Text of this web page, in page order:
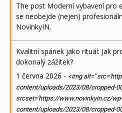
The post Moderní vybavení pro
se neobejde (nejen)
NovinkyIN.
Kvalitní spánek jako rituál: Jak
dokonalý zážitek?
1 června 2026 - <img alt=''
content/uploads/2023/08/cropped-
srcset='https://www.novinkyin.cz/wp-
content/uploads/2023/08/cropped-